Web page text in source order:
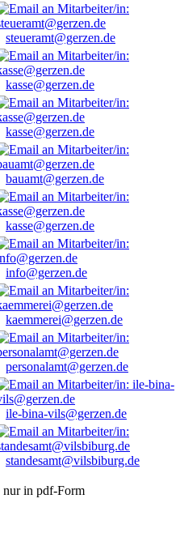
steueramt@gerzen.de
kasse@gerzen.de
kasse@gerzen.de
bauamt@gerzen.de
kasse@gerzen.de
info@gerzen.de
kaemmerei@gerzen.de
personalamt@gerzen.de
ile-bina-vils@gerzen.de
standesamt@vilsbiburg.de